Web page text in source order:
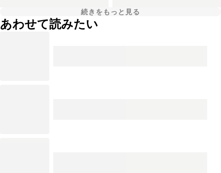
続きをもっと見る
あわせて読みたい